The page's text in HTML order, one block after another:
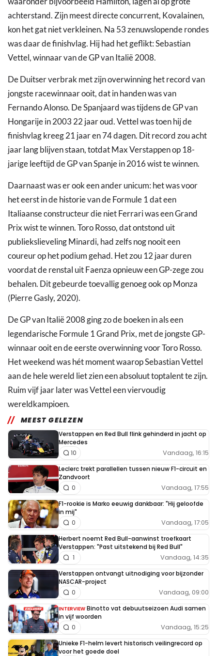
achterstand. Zijn meest directe concurrent, Kovalainen,
kon het gat niet verkleinen. Na 53 zenuwslopende rondes
was daar de finishvlag. Hij had het geflikt: Sebastian
Vettel, winnaar van de GP van Italië 2008.
De Duitser verbrak met zijn overwinning het record van
jongste racewinnaar ooit, dat in handen was van
Fernando Alonso. De Spanjaard was tijdens de GP van
Hongarije in 2003 22 jaar oud. Vettel was toen hij de
finishvlag kreeg 21 jaar en 74 dagen. Dit record zou acht
jaar lang blijven staan, totdat Max Verstappen op 18-
jarige leeftijd de GP van Spanje in 2016 wist te winnen.
Daarnaast was er ook een ander unicum: het was voor
het eerst in de historie van de Formule 1 dat een
Italiaanse constructeur die niet Ferrari was een Grand
Prix wist te winnen. Toro Rosso, dat ontstond uit
publiekslieveling Minardi, had zelfs nog nooit een
coureur op het podium gehad. Het zou 12 jaar duren
voordat de renstal uit Faenza opnieuw een GP-zege zou
behalen. Dit gebeurde toevallig genoeg ook op Monza
(Pierre Gasly, 2020).
De GP van Italië 2008 ging zo de boeken in als een
legendarische Formule 1 Grand Prix, met de jongste GP-
winnaar ooit en de eerste overwinning voor Toro Rosso.
Het weekend was hét moment waarop Sebastian Vettel
aan de hele wereld liet zien een absoluut toptalent te zijn.
Ruim vijf jaar later was Vettel een viervoudig
wereldkampioen.
MEEST GELEZEN
Verstappen en Red Bull flink gehinderd in jacht op
Mercedes
Vandaag, 16:15
10
Leclerc trekt parallellen tussen nieuw F1-circuit en
Zandvoort
Vandaag, 17:55
0
F1-rookie is Marko eeuwig dankbaar: "Hij geloofde
in mij"
Vandaag, 17:05
0
Herbert noemt Red Bull-aanwinst troefkaart
Verstappen: "Past uitstekend bij Red Bull"
Vandaag, 14:35
1
Verstappen ontvangt uitnodiging voor bijzonder
NASCAR-project
Vandaag, 09:00
0
INTERVIEW Binotto vat debuutseizoen Audi samen
in vijf woorden
Vandaag, 15:25
0
Unieke F1-helm levert historisch veilingrecord op
voor het goede doel